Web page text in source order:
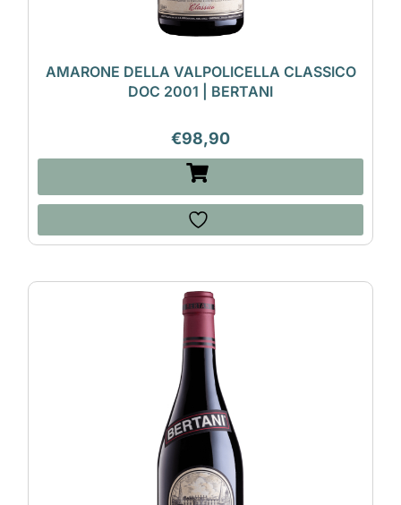
AMARONE DELLA VALPOLICELLA CLASSICO
DOC 2001 | BERTANI
€98,90